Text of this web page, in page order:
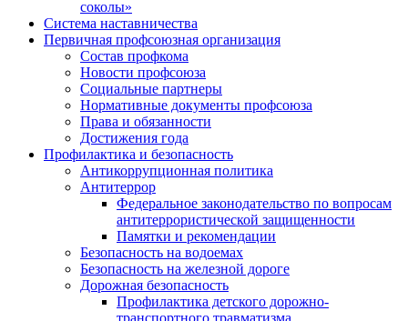
соколы»
Система наставничества
Первичная профсоюзная организация
Состав профкома
Новости профсоюза
Социальные партнеры
Нормативные документы профсоюза
Права и обязанности
Достижения года
Профилактика и безопасность
Антикоррупционная политика
Антитеррор
Федеральное законодательство по вопросам
антитеррористической защищенности
Памятки и рекомендации
Безопасность на водоемах
Безопасность на железной дороге
Дорожная безопасность
Профилактика детского дорожно-
транспортного травматизма